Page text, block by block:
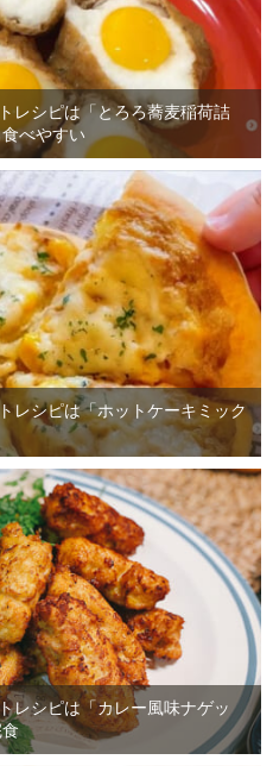
レシピは「とろろ蕎麦稲荷詰
べやすい
レシピは「ホットケーキミック
レシピは「カレー風味ナゲッ